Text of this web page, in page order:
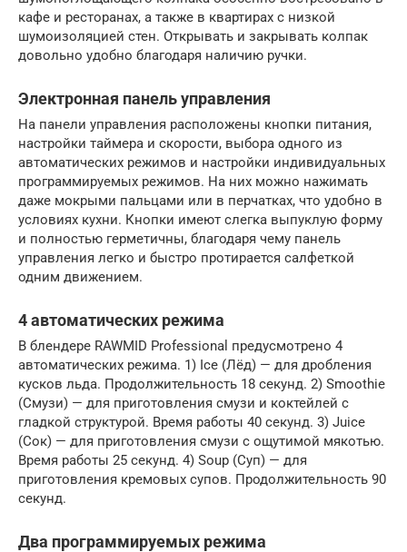
кафе и ресторанах, а также в квартирах с низкой
шумоизоляцией стен. Открывать и закрывать колпак
довольно удобно благодаря наличию ручки.
Электронная панель управления
На панели управления расположены кнопки питания,
настройки таймера и скорости, выбора одного из
автоматических режимов и настройки индивидуальных
программируемых режимов. На них можно нажимать
даже мокрыми пальцами или в перчатках, что удобно в
условиях кухни. Кнопки имеют слегка выпуклую форму
и полностью герметичны, благодаря чему панель
управления легко и быстро протирается салфеткой
одним движением.
4 автоматических режима
В блендере RAWMID Professional предусмотрено 4
автоматических режима. 1) Ice (Лёд) — для дробления
кусков льда. Продолжительность 18 секунд. 2) Smoothie
(Смузи) — для приготовления смузи и коктейлей с
гладкой структурой. Время работы 40 секунд. 3) Juice
(Сок) — для приготовления смузи с ощутимой мякотью.
Время работы 25 секунд. 4) Soup (Суп) — для
приготовления кремовых супов. Продолжительность 90
секунд.
Два программируемых режима